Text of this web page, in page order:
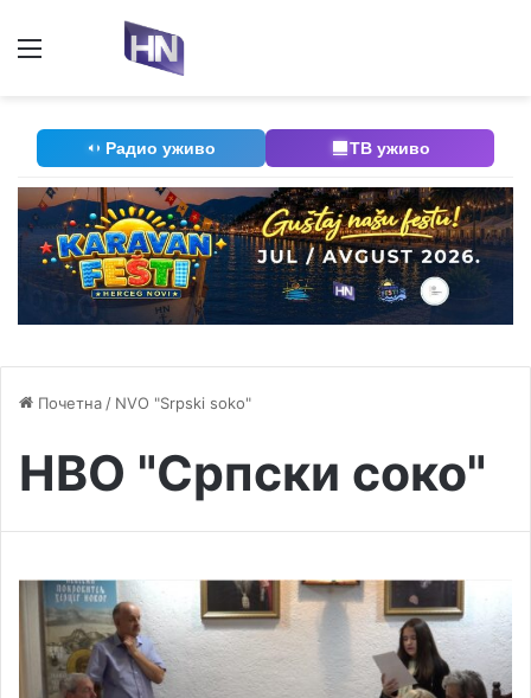
Радио уживо ТВ уживо
Почетна / NVO "Srpski soko"
НВО "Српски соко"